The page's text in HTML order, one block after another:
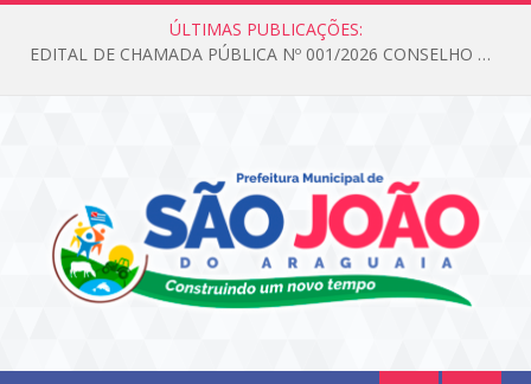
ÚLTIMAS PUBLICAÇÕES:
EDITAL DE CHAMADA PÚBLICA Nº 001/2026 CONSELHO DOS DIREITOS DA CRIANÇA E DO ADOLESCENTE